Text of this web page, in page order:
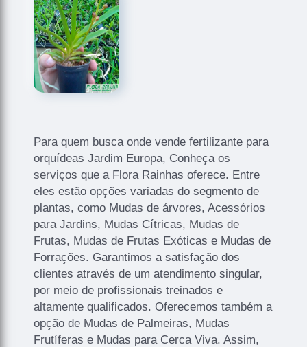
Para quem busca onde vende fertilizante para
orquídeas Jardim Europa, Conheça os
serviços que a Flora Rainhas oferece. Entre
eles estão opções variadas do segmento de
plantas, como Mudas de árvores, Acessórios
para Jardins, Mudas Cítricas, Mudas de
Frutas, Mudas de Frutas Exóticas e Mudas de
Forrações. Garantimos a satisfação dos
clientes através de um atendimento singular,
por meio de profissionais treinados e
altamente qualificados. Oferecemos também a
opção de Mudas de Palmeiras, Mudas
Frutíferas e Mudas para Cerca Viva. Assim,